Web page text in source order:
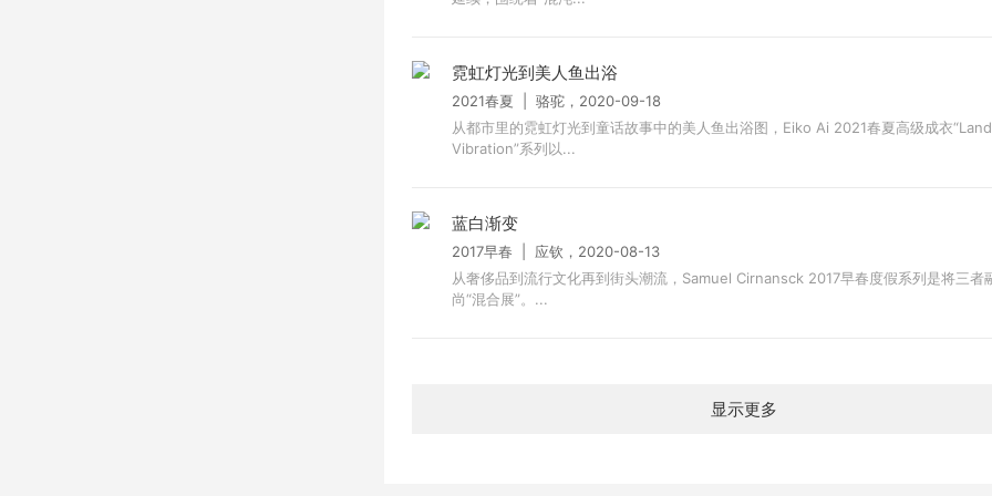
霓虹灯光到美人鱼出浴
2021春夏 | 骆驼，2020-09-18
从都市里的霓虹灯光到童话故事中的美人鱼出浴图，Eiko Ai 2021春夏高级成衣“Land
Vibration”系列以...
蓝白渐变
2017早春 | 应钦，2020-08-13
从奢侈品到流行文化再到街头潮流，Samuel Cirnansck 2017早春度假系列是将三者
尚“混合展”。...
显示更多